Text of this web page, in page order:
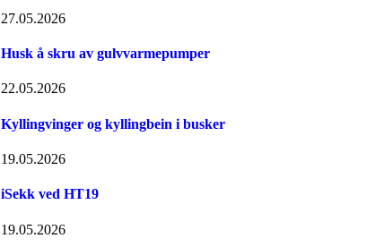
27.05.2026
Husk å skru av gulvvarmepumper
22.05.2026
Kyllingvinger og kyllingbein i busker
19.05.2026
iSekk ved HT19
19.05.2026